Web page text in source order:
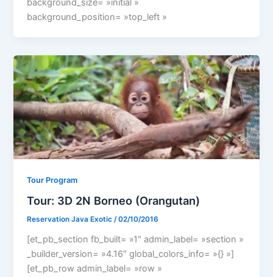
background_position= »top_left »
Tour Program
Tour: 3D 2N Borneo (Orangutan)
Reservation Java Exotic/02/10/2016
[et_pb_section fb_built= »1″ admin_label= »section »
_builder_version= »4.16″ global_colors_info= »{} »]
[et_pb_row admin_label= »row »